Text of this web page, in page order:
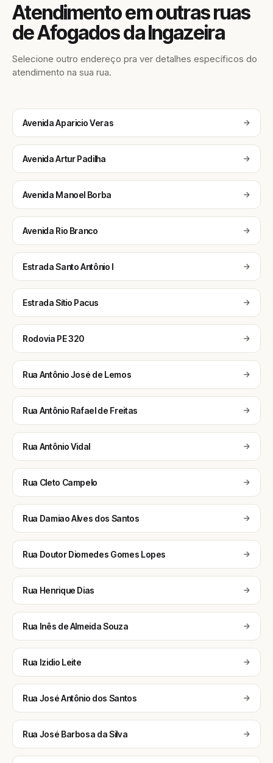
Atendimento em outras ruas
de Afogados da Ingazeira
Selecione outro endereço pra ver detalhes específicos do
atendimento na sua rua.
Avenida Aparicio Veras
Avenida Artur Padilha
Avenida Manoel Borba
Avenida Rio Branco
Estrada Santo Antônio I
Estrada Sítio Pacus
Rodovia PE 320
Rua Antônio José de Lemos
Rua Antônio Rafael de Freitas
Rua Antônio Vidal
Rua Cleto Campelo
Rua Damiao Alves dos Santos
Rua Doutor Diomedes Gomes Lopes
Rua Henrique Dias
Rua Inês de Almeida Souza
Rua Izidio Leite
Rua José Antônio dos Santos
Rua José Barbosa da Silva